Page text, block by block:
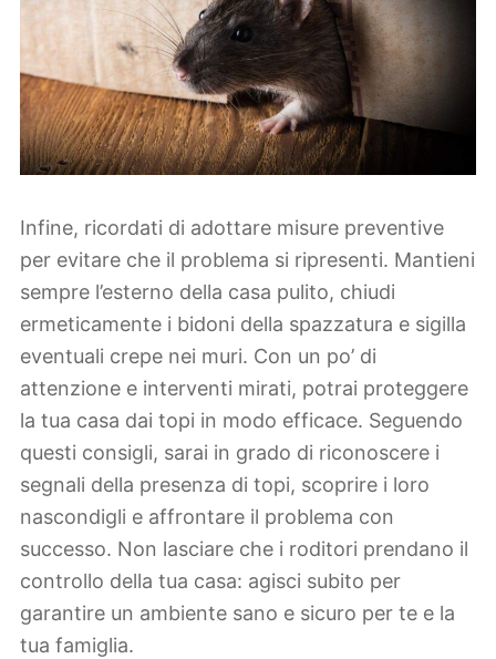
Infine, ricordati di adottare misure preventive
per evitare che il problema si ripresenti. Mantieni
sempre l’esterno della casa pulito, chiudi
ermeticamente i bidoni della spazzatura e sigilla
eventuali crepe nei muri. Con un po’ di
attenzione e interventi mirati, potrai proteggere
la tua casa dai topi in modo efficace. Seguendo
questi consigli, sarai in grado di riconoscere i
segnali della presenza di topi, scoprire i loro
nascondigli e affrontare il problema con
successo. Non lasciare che i roditori prendano il
controllo della tua casa: agisci subito per
garantire un ambiente sano e sicuro per te e la
tua famiglia.